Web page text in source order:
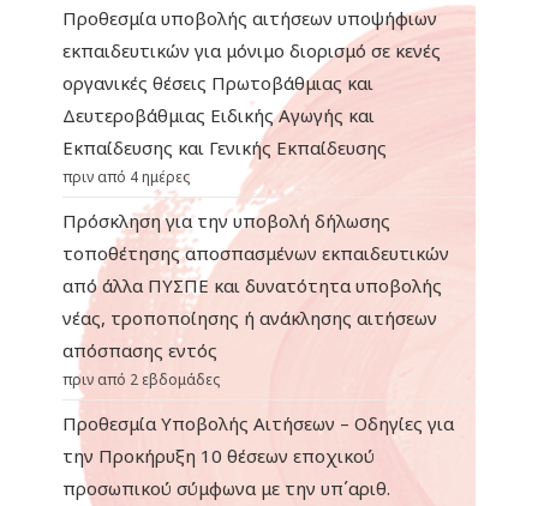
Προθεσμία υποβολής αιτήσεων υποψήφιων
εκπαιδευτικών για μόνιμο διορισμό σε κενές
οργανικές θέσεις Πρωτοβάθμιας και
Δευτεροβάθμιας Ειδικής Αγωγής και
Εκπαίδευσης και Γενικής Εκπαίδευσης
πριν από 4 ημέρες
Πρόσκληση για την υποβολή δήλωσης
τοποθέτησης αποσπασμένων εκπαιδευτικών
από άλλα ΠΥΣΠΕ και δυνατότητα υποβολής
νέας, τροποποίησης ή ανάκλησης αιτήσεων
απόσπασης εντός
πριν από 2 εβδομάδες
Προθεσμία Υποβολής Αιτήσεων – Οδηγίες για
την Προκήρυξη 10 θέσεων εποχικού
προσωπικού σύμφωνα με την υπ΄αριθ.